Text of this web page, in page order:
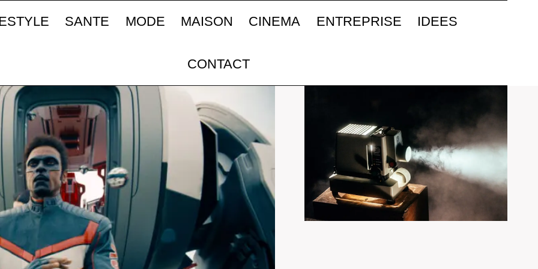
SANTE MODE MAISON CINEMA ENTREPRISE IDEES
CONTACT